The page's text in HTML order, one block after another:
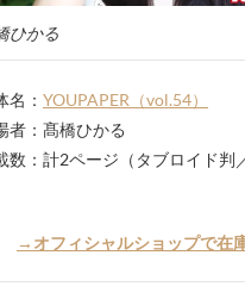
ひかる
名： YOUPAPER（vol.54）
者：髙橋ひかる
数：計2ページ（タブロイド判
→オフィシャルショップで在